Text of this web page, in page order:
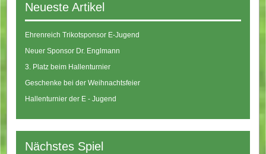
Neueste Artikel
Ehrenreich Trikotsponsor E-Jugend
Neuer Sponsor Dr. Englmann
3. Platz beim Hallenturnier
Geschenke bei der Weihnachtsfeier
Hallenturnier der E - Jugend
Nächstes Spiel